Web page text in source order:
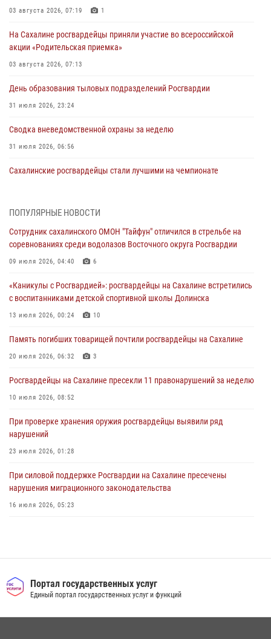
03 августа 2026, 07:19 1
На Сахалине росгвардейцы приняли участие во всероссийской
акции «Родительская приемка»
03 августа 2026, 07:13
День образования тыловых подразделений Росгвардии
31 июля 2026, 23:24
Сводка вневедомственной охраны за неделю
31 июля 2026, 06:56
Сахалинские росгвардейцы стали лучшими на чемпионате
методические сборы с сотрудниками контрольно-технических
пунктов
30 июля 2026, 07:18
8 единиц огнестрельного оружия и 400 патронов изъяли
росгвардейцы у нарушителей на Сахалине
30 июля 2026, 07:02
Сводка вневедомственной охраны за неделю
24 июля 2026, 05:58
ПОПУЛЯРНЫЕ НОВОСТИ
Сотрудник сахалинского ОМОН "Тайфун" отличился в стрельбе на
соревнованиях среди водолазов Восточного округа Росгвардии
09 июля 2026, 04:40 6
«Каникулы с Росгвардией»: росгвардейцы на Сахалине встретились
с воспитанниками детской спортивной школы Долинска
13 июля 2026, 00:24 10
Память погибших товарищей почтили росгвардейцы на Сахалине
20 июля 2026, 06:32 3
Росгвардейцы на Сахалине пресекли 11 правонарушений за неделю
10 июля 2026, 08:52
При проверке хранения оружия росгвардейцы выявили ряд
нарушений
23 июля 2026, 01:28
При силовой поддержке Росгвардии на Сахалине пресечены
нарушения миграционного законодательства
16 июля 2026, 05:23
оружия и 63 патрона
08 июля 2026, 06:41
Портал государственных услуг
Единый портал государственных услуг и функций